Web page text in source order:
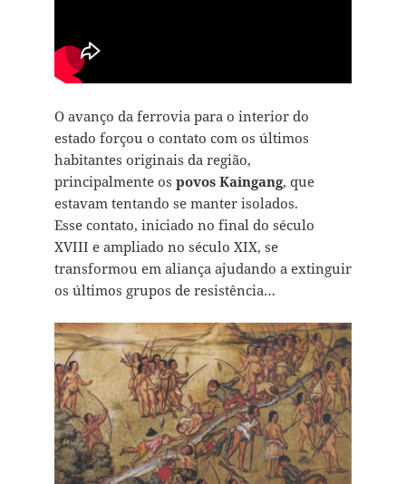
O avanço da ferrovia para o interior do
estado forçou o contato com os últimos
habitantes originais da região,
principalmente os povos Kaingang, que
estavam tentando se manter isolados.
Esse contato, iniciado no final do século
XVIII e ampliado no século XIX, se
transformou em aliança ajudando a extinguir
os últimos grupos de resistência…